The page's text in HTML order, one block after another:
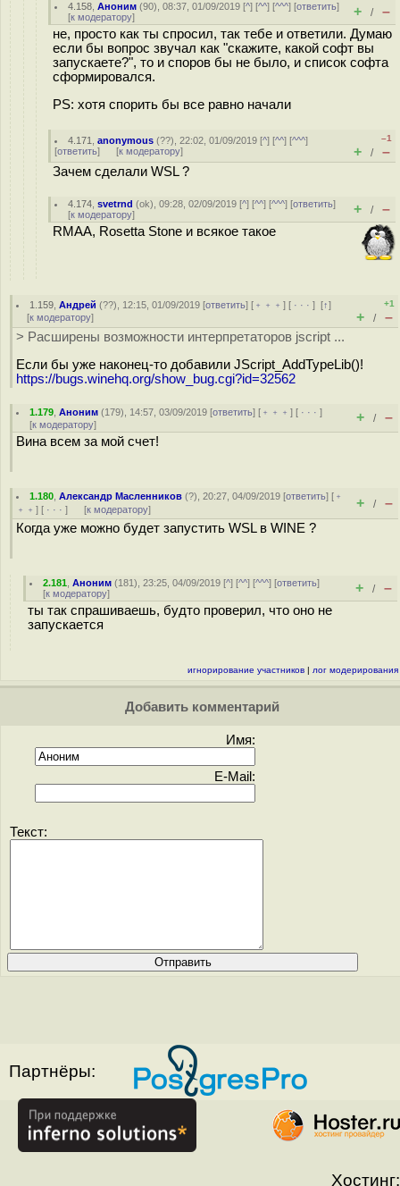
4.158 ,Аноним (90), 08:37, 01/09/2019 [^] [^^] [^^^] [ответить]
[к модератору] + / –
не, просто как ты спросил, так тебе и ответили. Думаю
если бы вопрос звучал как "скажите, какой софт вы
запускаете?", то и споров бы не было, и список софта
сформировался.
PS: хотя спорить бы все равно начали
4.171 ,anonymous (??), 22:02, 01/09/2019 [^] [^^] [^^^]
[ответить] [к модератору]
–1
+ / –
Зачем сделали WSL ?
4.174 ,svetrnd (ok), 09:28, 02/09/2019 [^] [^^] [^^^] [ответить]
[к модератору] + / –
RMAA, Rosetta Stone и всякое такое
1.159 ,Андрей (??), 12:15, 01/09/2019 [ответить] [ ﹢﹢﹢] [ · · ·][↑]
[к модератору]
+1
+ / –
> Расширены возможности интерпретаторов jscript ...
Если бы уже наконец-то добавили JScript_AddTypeLib()!
https://bugs.winehq.org/show_bug.cgi?id=32562
1.179 ,Аноним (179), 14:57, 03/09/2019 [ответить] [ ﹢﹢﹢] [ · · ·]
[к модератору] + / –
Вина всем за мой счет!
1.180 ,Александр Масленников (?), 20:27, 04/09/2019 [ответить] [ ﹢
﹢﹢ ] [ · · · ] [к модератору] + / –
Когда уже можно будет запустить WSL в WINE ?
2.181 ,Аноним (181), 23:25, 04/09/2019 [^] [^^] [^^^] [ответить]
[к модератору] + / –
ты так спрашиваешь, будто проверил, что оно не
запускается
игнорирование участников | лог модерирования
Добавить комментарий
Имя:
E-Mail:
Текст:
Партнёры:
Хостинг: